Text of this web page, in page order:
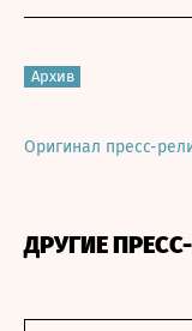
Архив
Оригинал пресс-
ДРУГИЕ